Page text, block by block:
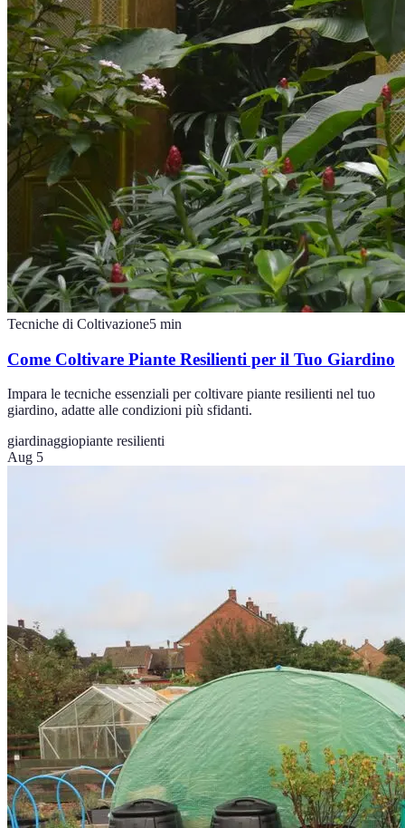
Tecniche di Coltivazione5 min
Come Coltivare Piante Resilienti per il Tuo Giardino
Impara le tecniche essenziali per coltivare piante resilienti nel tuo
giardino, adatte alle condizioni più sfidanti.
giardinaggiopiante resilienti
Aug 5